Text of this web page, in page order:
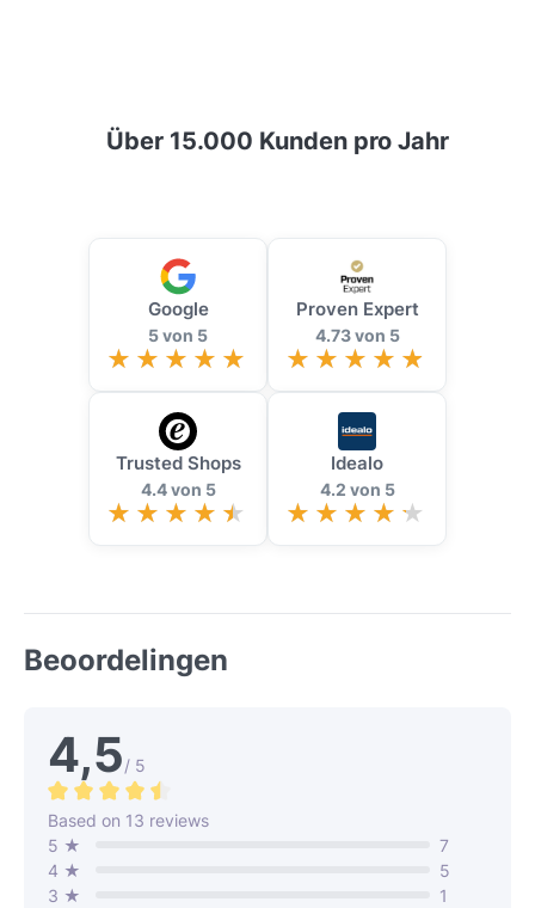
Über 15.000 Kunden pro Jahr
Google
5 von 5
Proven Expert
4.73 von 5
Trusted Shops
4.4 von 5
Idealo
4.2 von 5
Beoordelingen
4,5/ 5
Gemiddelde waardering van 4.4 van 5 sterren
Based on 13 reviews
5 ★
7
4 ★
5
3 ★
1